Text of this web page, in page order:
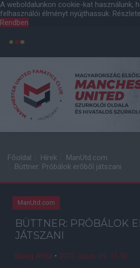
A weboldalunkon cookie-kat használunk,
felhasználói élményt nyújthassuk.
Rendben
Főoldal Hírek
ManUtd.com
Büttner: Próbálok erõbõl játszani
ManUtd.com
BÜTTNER: PRÓBÁLOK
JÁTSZANI
Balog Attila • 2013. július. 09. 11:50